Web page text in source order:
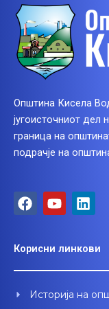
Општина Кисела
југоисточниот дел
граница на
подрачје на
F
a
b
o
k
Y
o
u
b
L
i
e
d
n
Корисни линкови
Историја на